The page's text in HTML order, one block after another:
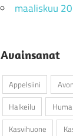
maaliskuu
Avainsanat
Appelsiini
Halkeilu
Kasvihuone